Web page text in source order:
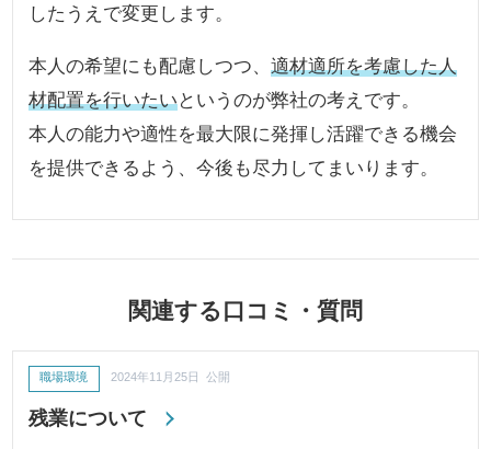
したうえで変更します。
本人の希望にも配慮しつつ、適材適所を考慮した人
材配置を行いたいというのが弊社の考えです。
本人の能力や適性を最大限に発揮し活躍できる機会
を提供できるよう、今後も尽力してまいります。
関連する口コミ・質問
残業について
職場環境 2024年11月25日 公開